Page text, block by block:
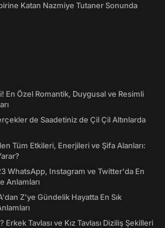
Katan Nazmiye Tutaner Sonunda
En Özel Romantik, Duygusal ve Resimli
de Saadetiniz de Çil Çil Altınlarda
Tüm Etkileri, Enerjileri ve Şifa Alanları:
WhatsApp, Instagram ve Twitter'da En
Anlamları
Z'ye Gündelik Hayatta En Sık
Erkek Tavlası ve Kız Tavlası Diziliş Şekilleri